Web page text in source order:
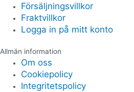
Försäljningsvillkor
Fraktvillkor
Logga in på mitt konto
Allmän information
Om oss
Cookiepolicy
Integritetspolicy